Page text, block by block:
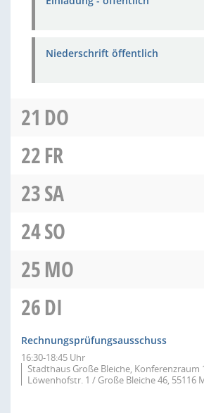
Niederschrift öffentlich
21 DO
22FR
23SA
24SO
25MO
26DI
Rechnungsprüfungsausschuss
16:30-18:45 Uhr
Stadthaus Große Bleiche, Konferenzraum
Löwenhofstr. 1 / Große Bleiche 46, 55116